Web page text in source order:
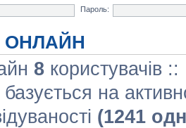
Пароль:
ОНЛАЙН
8 користувачів
на
(1241